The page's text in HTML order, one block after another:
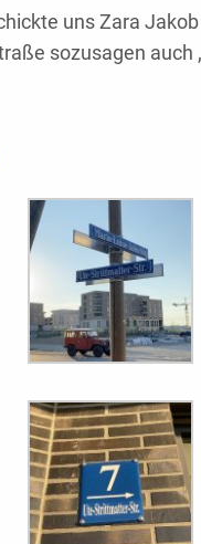
uns Zara
sozusagen auch